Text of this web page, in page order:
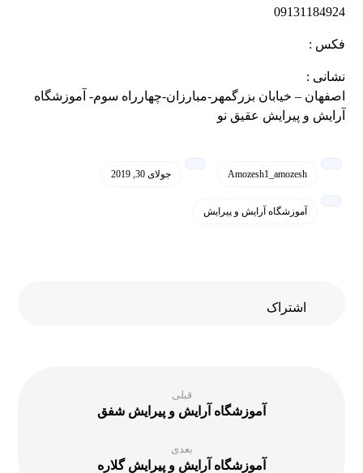
09131184924
فکس :
نشانی :
اصفهان – خیابان بزرگمهر-مبارزان-چهارراه سوم- آموزشگاه
آرایش و پیرایش عقیق نو
Amozesh1_amozesh جولای 30, 2019
آموزشگاه آرایش و پیرایش
قبلی
آموزشگاه آرایش و پیرایش شفق
بعدی
آموزشگاه آرایش و پیرایش گلاره